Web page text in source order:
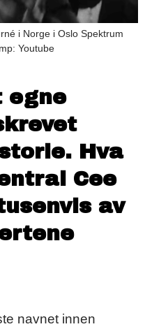
i Norge i Oslo Spektrum
Youtube
egne
Hva
Cee
av
navnet innen